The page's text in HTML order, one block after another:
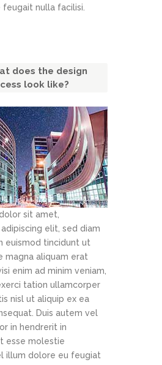
nulla facilisi.
does the design
look like?
sit amet,
elit, sed diam
euismod tincidunt ut
magna aliquam erat
enim ad minim veniam,
tation ullamcorper
nisl ut aliquip ex ea
Duis autem vel
in hendrerit in
esse molestie
illum dolore eu feugiat